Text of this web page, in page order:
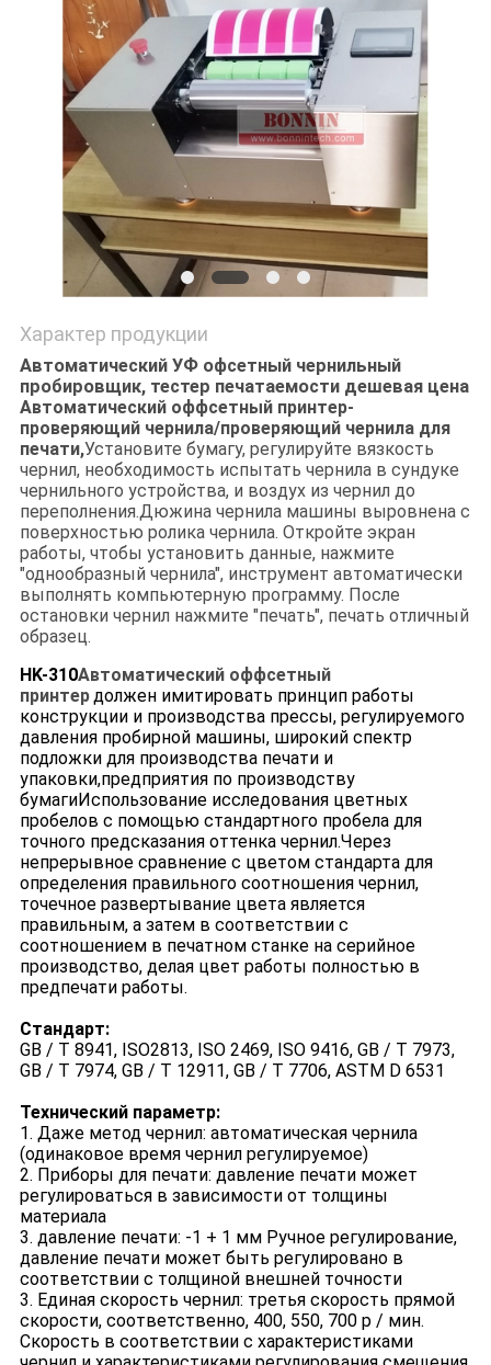
Характер продукции
Автоматический УФ офсетный чернильный
пробировщик, тестер печатаемости дешевая цена
Автоматический оффсетный принтер-
проверяющий чернила/проверяющий чернила для
печати,Установите бумагу, регулируйте вязкость
чернил, необходимость испытать чернила в сундуке
чернильного устройства, и воздух из чернил до
переполнения.Дюжина чернила машины выровнена с
поверхностью ролика чернила. Откройте экран
работы, чтобы установить данные, нажмите
"однообразный чернила", инструмент автоматически
выполнять компьютерную программу. После
остановки чернил нажмите "печать", печать отличный
образец.
HK-310Автоматический оффсетный
принтердолжен имитировать принцип работы
конструкции и производства прессы, регулируемого
давления пробирной машины, широкий спектр
подложки для производства печати и
упаковки,предприятия по производству
бумагиИспользование исследования цветных
пробелов с помощью стандартного пробела для
точного предсказания оттенка чернил.Через
непрерывное сравнение с цветом стандарта для
определения правильного соотношения чернил,
точечное развертывание цвета является
правильным, а затем в соответствии с
соотношением в печатном станке на серийное
производство, делая цвет работы полностью в
предпечати работы.
Стандарт:
GB / T 8941, ISO2813, ISO 2469, ISO 9416, GB / T 7973,
GB / T 7974, GB / T 12911, GB / T 7706, ASTM D 6531
Технический параметр:
1. Даже метод чернил: автоматическая чернила
(одинаковое время чернил регулируемое)
2. Приборы для печати: давление печати может
регулироваться в зависимости от толщины
материала
3. давление печати: -1 + 1 мм Ручное регулирование,
давление печати может быть регулировано в
соответствии с толщиной внешней точности
3. Единая скорость чернил: третья скорость прямой
скорости, соответственно, 400, 550, 700 р / мин.
Скорость в соответствии с характеристиками